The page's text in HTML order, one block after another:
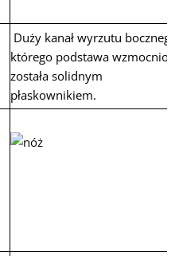
Duży kanał wyrzutu
którego podstawa
została solidnym
płaskownikiem.